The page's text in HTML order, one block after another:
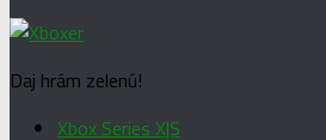
Daj hrám zelenú!
Xbox Series X|S